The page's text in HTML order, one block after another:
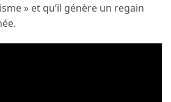
» et qu’il génère un regain